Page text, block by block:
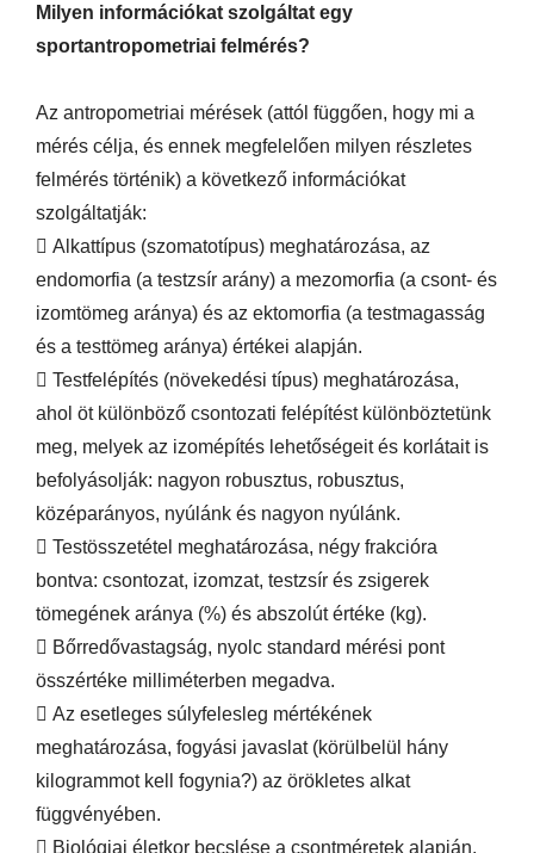
Milyen információkat szolgáltat egy
sportantropometriai felmérés?
Az antropometriai mérések (attól függően, hogy mi a
mérés célja, és ennek megfelelően milyen részletes
felmérés történik) a következő információkat
szolgáltatják:
 Alkattípus (szomatotípus) meghatározása, az
endomorfia (a testzsír arány) a mezomorfia (a csont- és
izomtömeg aránya) és az ektomorfia (a testmagasság
és a testtömeg aránya) értékei alapján.
 Testfelépítés (növekedési típus) meghatározása,
ahol öt különböző csontozati felépítést különböztetünk
meg, melyek az izomépítés lehetőségeit és korlátait is
befolyásolják: nagyon robusztus, robusztus,
középarányos, nyúlánk és nagyon nyúlánk.
 Testösszetétel meghatározása, négy frakcióra
bontva: csontozat, izomzat, testzsír és zsigerek
tömegének aránya (%) és abszolút értéke (kg).
 Bőrredővastagság, nyolc standard mérési pont
összértéke milliméterben megadva.
 Az esetleges súlyfelesleg mértékének
meghatározása, fogyási javaslat (körülbelül hány
kilogrammot kell fogynia?) az örökletes alkat
függvényében.
 Biológiai életkor becslése a csontméretek alapján,